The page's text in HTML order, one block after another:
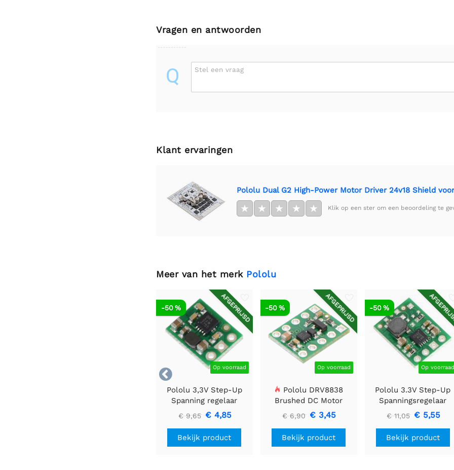
Vragen en antwoorden
Q Stel een vraag
Klant ervaringen
Pololu Dual G2 High-Power Motor Driver 24v18 Shield
★ ★ ★ ★ ★ Klik op een ster om een beoordeling te
Meer van het merk Pololu

AFGEPRIJSD
Op voorraad
-50 %
Pololu 3,3V Step-Up
Spanning regelaar
U1V10F3
€ 9,65 € 4,85
Bekijk product
AFGEPRIJSD
Op voorraad
-50 %
Pololu DRV8838
Brushed DC Motor
Driver
€ 6,90 € 3,45
Bekijk product
Op
-50 %
Pololu 3.3V Step-Up
Spanningsregelaar
U1V11F3
€ 11,05 € 5,55
Bekijk product